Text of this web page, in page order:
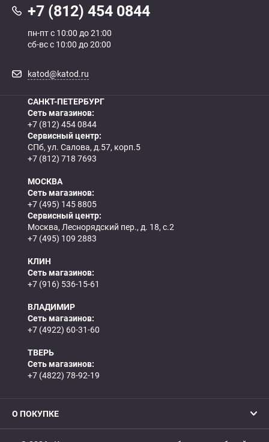
+7 (812) 454 0844
пн-пт с 10:00 до 21:00
сб-вс с 10:00 до 20:00
katod@katod.ru
САНКТ-ПЕТЕРБУРГ
Сеть магазинов:
+7 (812) 454 0844
Сервисный центр:
СПб, ул. Салова, д.57, корп.5
+7 (812) 718 7693
МОСКВА
Сеть магазинов:
+7 (495) 145 8805
Сервисный центр:
Москва, Леснорядский пер., д. 18, с.2
+7 (495) 109 2883
КЛИН
Сеть магазинов:
+7 (916) 536-15-61
ВЛАДИМИР
Сеть магазинов:
+7 (4922) 60-31-60
ТВЕРЬ
Сеть магазинов:
+7 (4822) 78-92-19
О ПОКУПКЕ